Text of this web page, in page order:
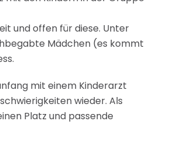
und offen für diese. Unter
Mädchen (es kommt
mit einem Kinderarzt
wieder. Als
Platz und passende